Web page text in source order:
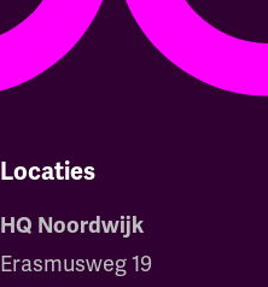
Locaties
HQ Noordwijk
Erasmusweg 19